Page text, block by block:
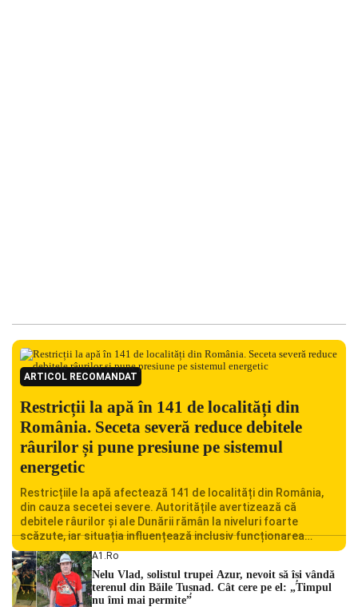
ARTICOL RECOMANDAT
Restricții la apă în 141 de localități din
România. Seceta severă reduce debitele
râurilor și pune presiune pe sistemul
energetic
Restricțiile la apă afectează 141 de localități din România,
din cauza secetei severe. Autoritățile avertizează că
debitele râurilor și ale Dunării rămân la niveluri foarte
scăzute, iar situația influențează inclusiv funcționarea
Centralei Nucleare de la Cernavodă. România se confruntă
cu una dintre cele mai dificile perioade din punct de vedere
hidrologic din ultimii ani. Lipsa […]
A1.ro
Nelu Vlad, solistul trupei Azur, nevoit să își vândă
terenul din Băile Tușnad. Cât cere pe el: „Timpul
nu îmi mai permite”